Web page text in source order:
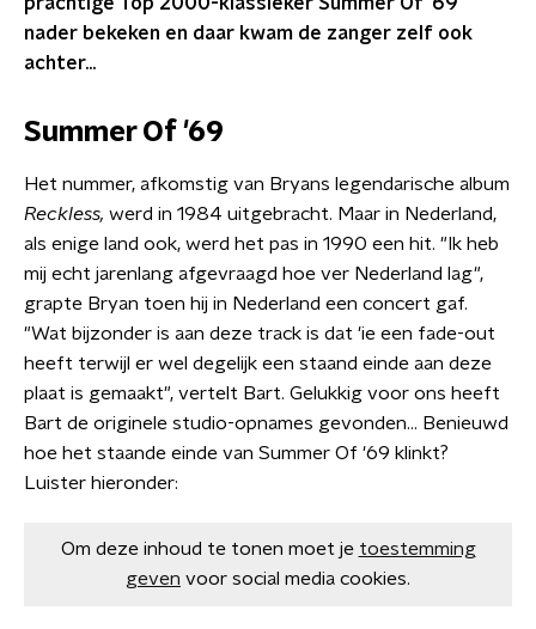
nader bekeken en daar kwam de zanger zelf ook
achter...
Summer Of '69
Het nummer, afkomstig van Bryans legendarische album
Reckless, werd in 1984 uitgebracht. Maar in Nederland,
als enige land ook, werd het pas in 1990 een hit. "Ik heb
mij echt jarenlang afgevraagd hoe ver Nederland lag",
grapte Bryan toen hij in Nederland een concert gaf.
"Wat bijzonder is aan deze track is dat 'ie een fade-out
heeft terwijl er wel degelijk een staand einde aan deze
plaat is gemaakt", vertelt Bart. Gelukkig voor ons heeft
Bart de originele studio-opnames gevonden... Benieuwd
hoe het staande einde van Summer Of '69 klinkt?
Luister hieronder:
Om deze inhoud te tonen moet je toestemming
geven voor social media cookies.